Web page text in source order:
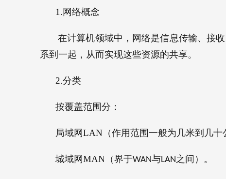
1.网络概念
在计算机领域中，网络是信息传输、接
系到一起，从而实现这些资源的共享。
2.分类
按覆盖范围分：
局域网LAN （作用范围一般为几米到几十
城域网MAN （界于WAN与LAN之间）。